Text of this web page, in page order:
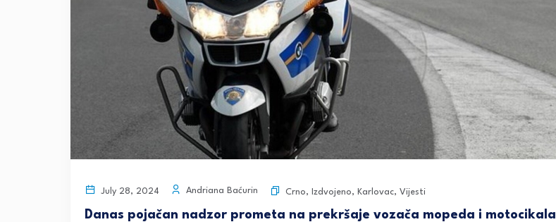
July 28, 2024 Andriana Baćurin Crno, Izdvojeno, Karlovac, Vijesti
Danas pojačan nadzor prometa na prekršaje vozača mopeda i motocikala